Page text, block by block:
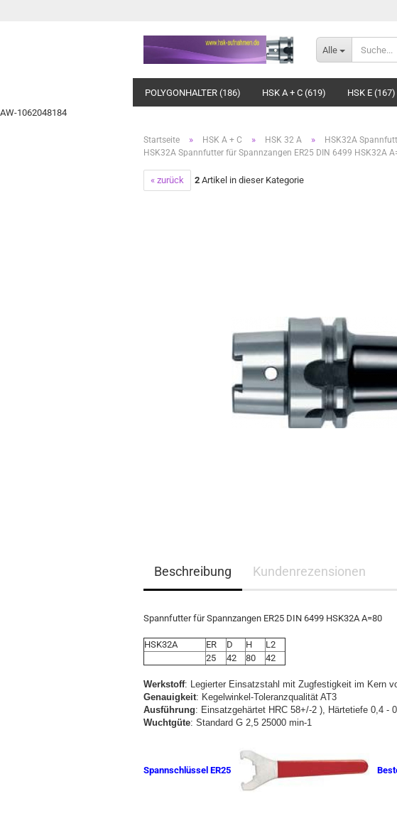
AW-1062048184
Alle
POLYGONHALTER (186) HSK A + C (619) HSK E (167)
Startseite » HSK A + C » HSK 32 A » HSK32A
HSK32A Spannfutter für Spannzangen ER25 DIN 6499 HSK32A
« zurück 2 Artikel in dieser Kategorie
Beschreibung Kundenrezensionen
Spannfutter für Spannzangen ER25 DIN 6499 HSK32A A=80
HSK32A ER D H
L2
25
42 80 42
Werkstoff: Legierter Einsatzstahl mit Zugfestigkeit im Kern
Genauigkeit: Kegelwinkel-Toleranzqualität AT3
Ausführung: Einsatzgehärtet HRC 58+/-2 ), Härtetiefe 0,4 -
Wuchtgüte: Standard G 2,5 25000 min-1
Spannschlüssel ER25